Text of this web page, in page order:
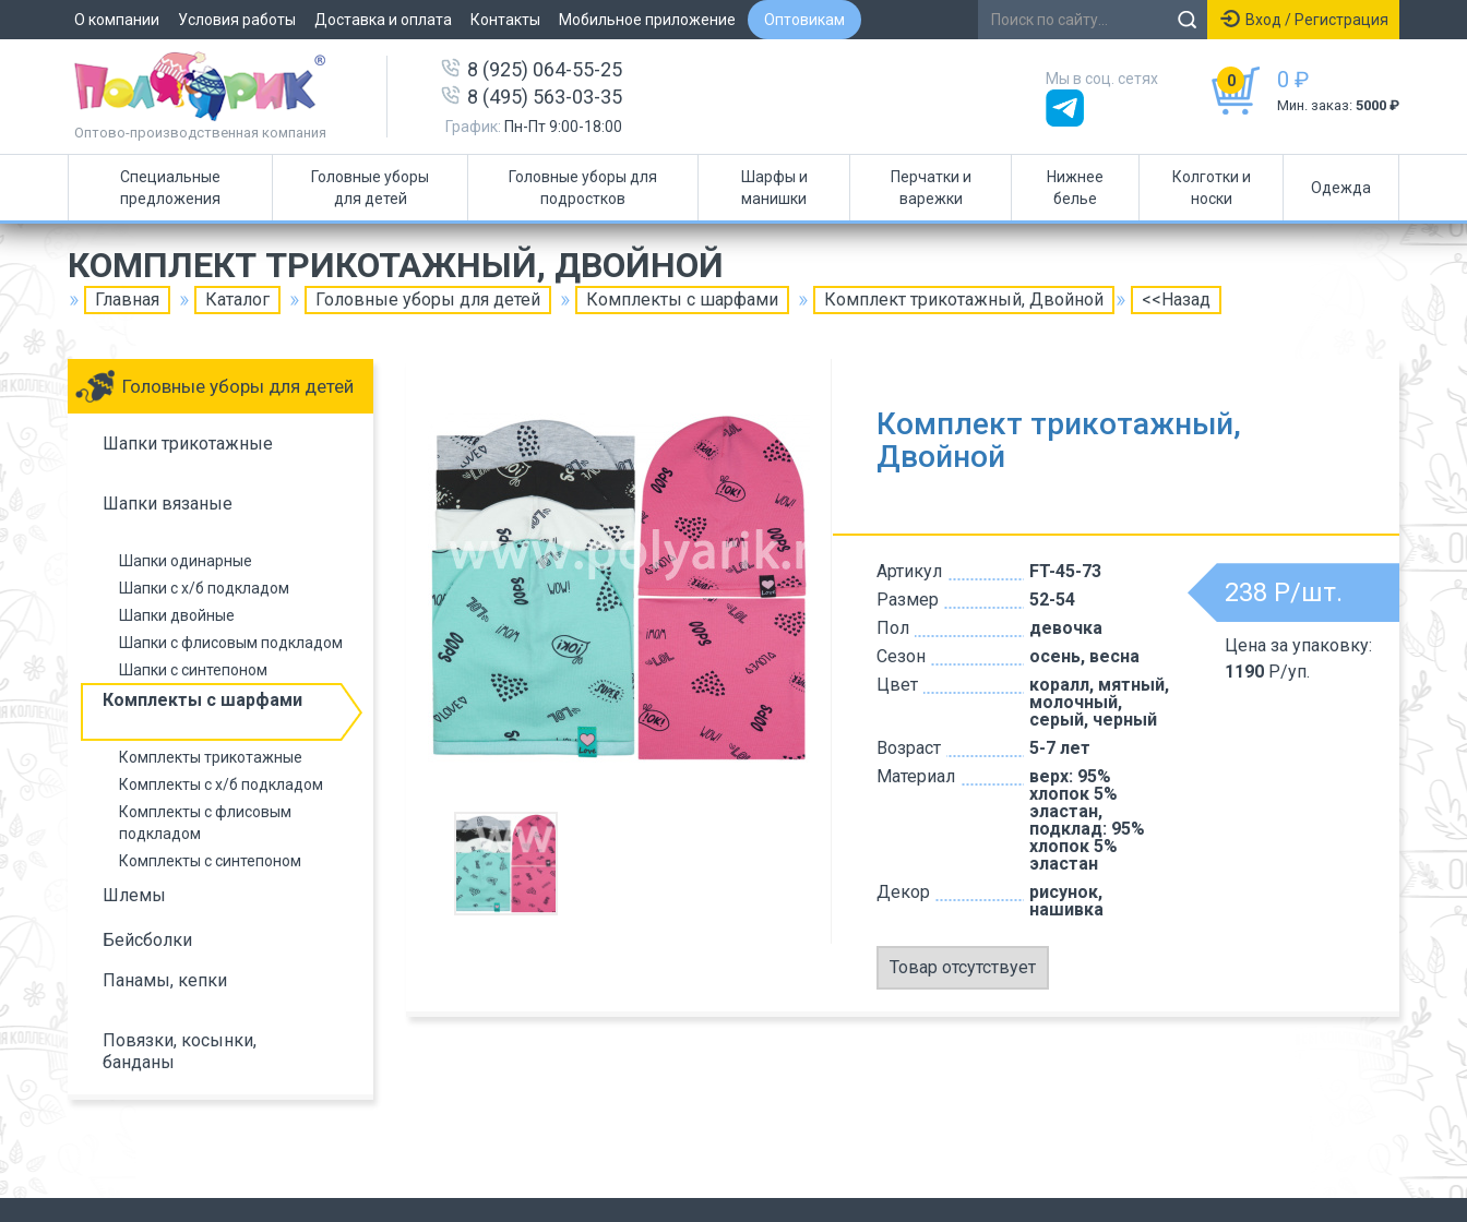
О компании Условия работы Доставка и оплата Контакты Мобильное приложение Оптовикам Вход / Регистрация
Оптово-производственная компания
8 (925) 064-55-25
8 (495) 563-03-35
График: Пн-Пт 9:00-18:00
0 0 ₽
Мин. заказ: 5000 ₽
Мы в соц. сетях
Специальные
предложения
Головные уборы
для детей
Головные уборы для
подростков
Шарфы и
манишки
Перчатки и
варежки
Нижнее
белье
Колготки и
носки
Одежда
КОМПЛЕКТ ТРИКОТАЖНЫЙ, ДВОЙНОЙ
Главная Каталог Головные уборы для детей Комплекты с шарфами Комплект трикотажный, Двойной <<Назад
Головные уборы для детей
Шапки трикотажные
Шапки вязаные
Шапки одинарные
Шапки с х/б подкладом
Шапки двойные
Шапки с флисовым подкладом
Шапки с синтепоном
Комплекты с шарфами
Комплекты трикотажные
Комплекты с х/б подкладом
Комплекты с флисовым
подкладом
Комплекты с синтепоном
Шлемы
Бейсболки
Панамы, кепки
Повязки, косынки,
банданы
Комплект трикотажный,
Двойной
Артикул
FT-45-73
Размер
52-54
Пол
девочка
Сезон
осень, весна
Цвет
коралл, мятный,
молочный,
серый, черный
Возраст
5-7 лет
Материал
верх: 95%
хлопок 5%
эластан,
подклад: 95%
хлопок 5%
эластан
Декор
рисунок,
нашивка
238 Р/шт.
Цена за упаковку:
1190 Р/уп.
Товар отсутствует